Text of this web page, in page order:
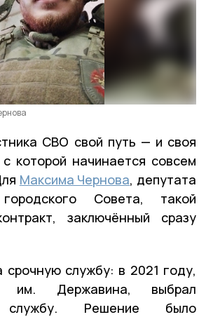
СВО свой путь — и своя
которой начинается совсем
Максима Чернова, депутата
Совета, такой
заключённый сразу
службу: в 2021 году,
им. Державина, выбрал
службу. Решение было